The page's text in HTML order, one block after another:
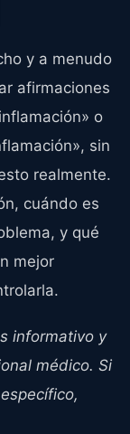
y a menudo
afirmaciones
o
sin
realmente.
cuándo es
y qué
mejor
informativo y
médico. Si